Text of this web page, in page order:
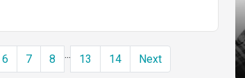
6 7 8 ... 13 14 Next